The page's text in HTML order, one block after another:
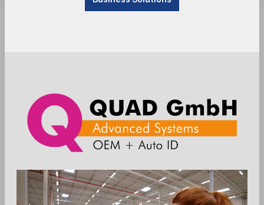
angezeigt
Zum Merkzettel hinzufügen
Farbe: schwarz